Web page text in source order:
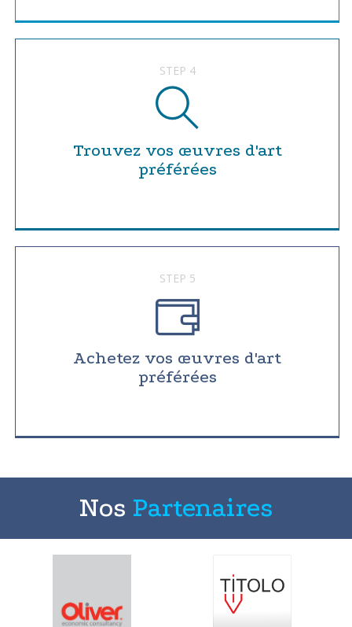
STEP 4
Trouvez vos œuvres d'art
préférées
STEP 5
Achetez vos œuvres d'art
préférées
Nos Partenaires